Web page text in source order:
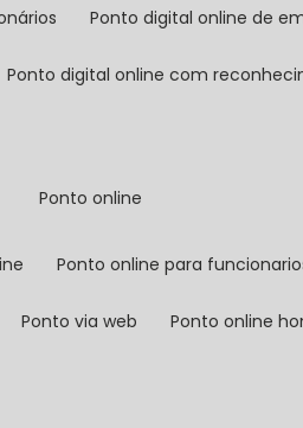
ponto digital online de
ponto digital online com
ponto online
ponto online para
ponto via web ponto online